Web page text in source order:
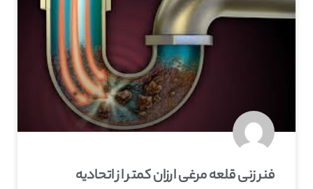
فنر زنی قلعه‌ مرغی ارزان کمتر از اتحادیه